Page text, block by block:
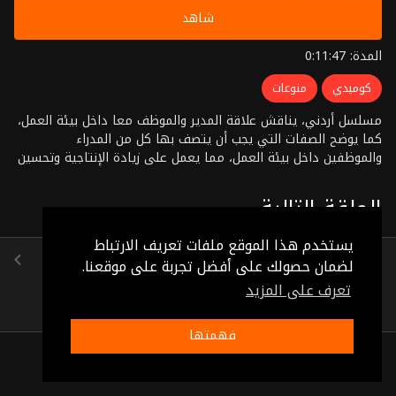
يستخدم هذا الموقع ملفات تعريف الارتباط
لضمان حصولك على أفضل تجربة على موقعنا.
تعرف على المزيد
فهمتها
شاهد
المدة: 0:11:47
كوميدي منوعات
مسلسل أردني، يناقش علاقة المدير والموظف معا داخل بيئة العمل،
كما يوضح الصفات التي يجب أن يتصف بها كل من المدراء
والموظفين داخل بيئة العمل، مما يعمل على زيادة الإنتاجية وتحسين
الحلقة التالية
الحلقة 23
(0:12:03)